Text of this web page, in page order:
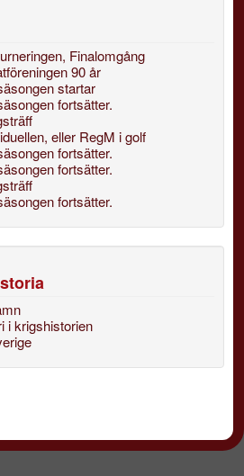
Finalomgång
90 år
startar
fortsätter.
eller RegM i golf
fortsätter.
fortsätter.
fortsätter.
i krigshistorien